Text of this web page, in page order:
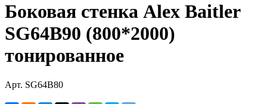
Боковая стенка Alex Baitler
SG64B90 (800*2000)
тонированное
Арт. SG64B80